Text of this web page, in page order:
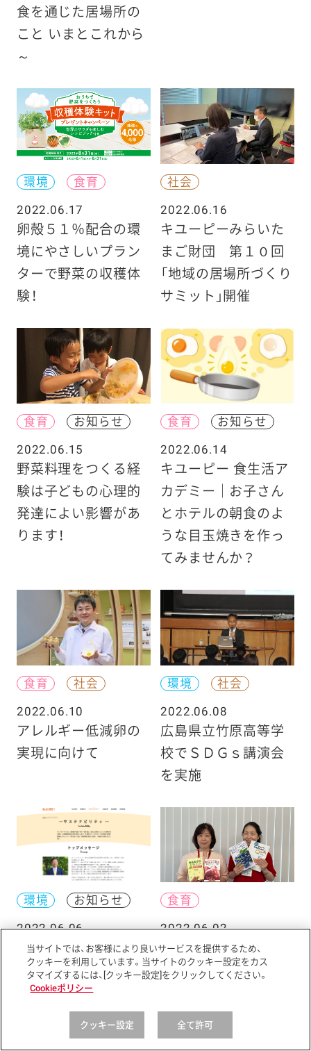
食を通じた居場所の
こと いまとこれから
～
環境
食育
2022.06.17
卵殻５１％配合の環
境にやさしいプラン
ターで野菜の収穫体
験！
社会
2022.06.16
キユーピーみらいた
まご財団 第１０回
「地域の居場所づくり
サミット」開催
食育
お知らせ
2022.06.15
野菜料理をつくる経
験は子どもの心理的
発達によい影響があ
ります！
食育
お知らせ
2022.06.14
キユーピー 食生活ア
カデミー｜お子さん
とホテルの朝食のよ
うな目玉焼きを作っ
てみませんか？
食育
社会
2022.06.10
アレルギー低減卵の
実現に向けて
環境
社会
2022.06.08
広島県立竹原高等学
校でＳＤＧｓ講演会
を実施
環境
お知らせ
2022.06.06
キユーピータマゴ
「サステナビリティ」
ページを開設
食育
2022.06.02
夏休み！ 食品表示を
研究して表示博士を
当サイトでは、お客様により良いサービスを提供するため、
クッキーを利用しています。当サイトのクッキー設定をカス
タマイズするには、[クッキー設定]をクリックしてください。
Cookieポリシー
クッキー設定 全て許可